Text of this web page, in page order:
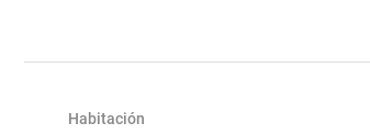
Habitación